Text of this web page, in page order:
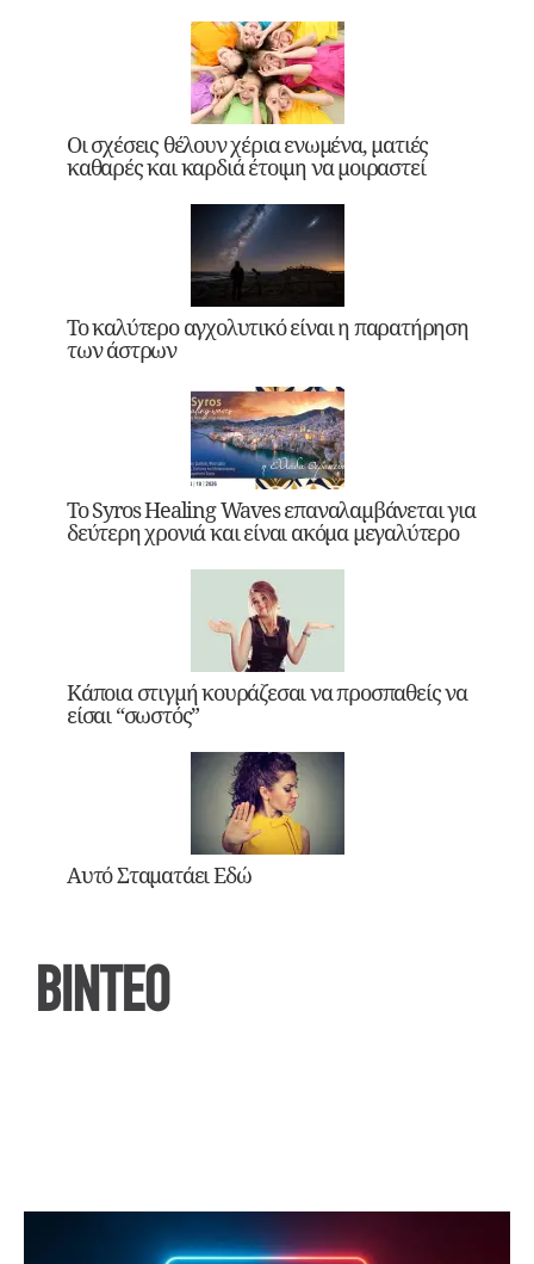
Οι σχέσεις θέλουν χέρια ενωμένα, ματιές
καθαρές και καρδιά έτοιμη να μοιραστεί
Το καλύτερο αγχολυτικό είναι η παρατήρηση
των άστρων
Το Syros Healing Waves επαναλαμβάνεται για
δεύτερη χρονιά και είναι ακόμα μεγαλύτερο
Κάποια στιγμή κουράζεσαι να προσπαθείς να
είσαι “σωστός”
Αυτό Σταματάει Εδώ
ΒΙΝΤΕΟ